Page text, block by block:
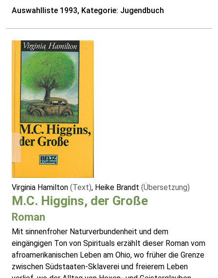
Auswahlliste 1993, Kategorie: Jugendbuch
Virginia Hamilton (Text), Heike Brandt (Übersetzung)
M.C. Higgins, der Große
Roman
Mit sinnenfroher Naturverbundenheit und dem
eingängigen Ton von Spirituals erzählt dieser Roman vom
afroamerikanischen Leben am Ohio, wo früher die Grenze
zwischen Südstaaten-Sklaverei und freierem Leben